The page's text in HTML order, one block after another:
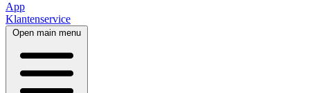
App
Klantenservice
Open main menu